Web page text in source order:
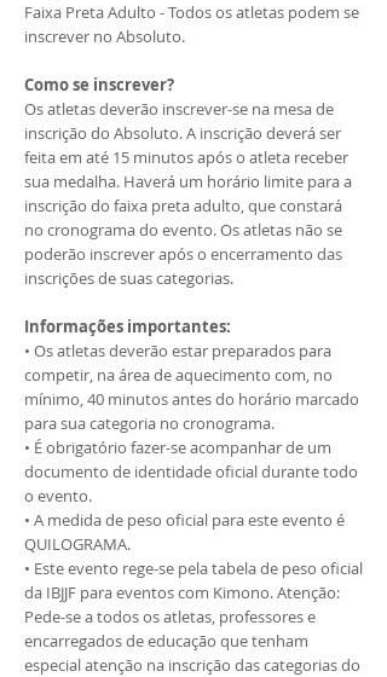
Faixa Preta Adulto - Todos os atletas podem se
inscrever no Absoluto.
Como se inscrever?
Os atletas deverão inscrever-se na mesa de
inscrição do Absoluto. A inscrição deverá ser
feita em até 15 minutos após o atleta receber
sua medalha. Haverá um horário limite para a
inscrição do faixa preta adulto, que constará
no cronograma do evento. Os atletas não se
poderão inscrever após o encerramento das
inscrições de suas categorias.
Informações importantes:
• Os atletas deverão estar preparados para
competir, na área de aquecimento com, no
mínimo, 40 minutos antes do horário marcado
para sua categoria no cronograma.
• É obrigatório fazer-se acompanhar de um
documento de identidade oficial durante todo
o evento.
• A medida de peso oficial para este evento é
QUILOGRAMA.
• Este evento rege-se pela tabela de peso oficial
da IBJJF para eventos com Kimono. Atenção:
Pede-se a todos os atletas, professores e
encarregados de educação que tenham
especial atenção na inscrição das categorias do